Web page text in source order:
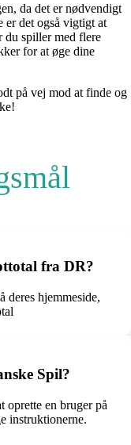
da det er nødvendigt
er det også vigtigt at
du spiller med flere
for at øge dine
på vej mod at finde og
fra DR?
deres hjemmeside,
Spil?
oprette en bruger på
instruktionerne.